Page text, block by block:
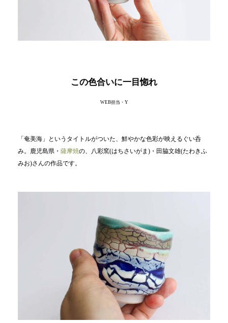
この色合いに一目惚れ
WEB担当・Y
「奄美海」というタイトルがついた、鮮やかな色彩が映えるぐい呑
み。鹿児島県・ 薩摩焼の、八彩窯(はちさいがま)・田脇文雄(たわきふ
みお)さんの作品です。